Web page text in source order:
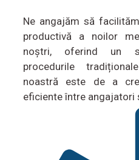
Ne angajăm să
productivă a noilor
noștri, oferind un
procedurile
noastră este de a
eficiente între angajatori